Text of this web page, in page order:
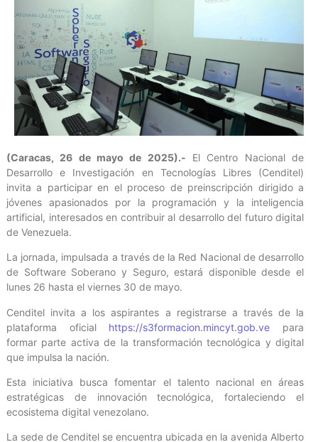
(Caracas, 26 de mayo de 2025).- El Centro Nacional de
Desarrollo e Investigación en Tecnologías Libres (Cenditel)
invita a participar en el proceso de preinscripción dirigido a
jóvenes apasionados por la programación y la inteligencia
artificial, interesados en contribuir al desarrollo del futuro digital
de Venezuela.
La jornada, impulsada a través de la Red Nacional de desarrollo
de Software Soberano y Seguro, estará disponible desde el
lunes 26 hasta el viernes 30 de mayo.
Cenditel invita a los aspirantes a registrarse a través de la
plataforma oficial https://s3formacion.mincyt.gob.ve para
formar parte activa de la transformación tecnológica y digital
que impulsa la nación.
Esta iniciativa busca fomentar el talento nacional en áreas
estratégicas de innovación tecnológica, fortaleciendo el
ecosistema digital venezolano.
La sede de Cenditel se encuentra ubicada en la avenida Alberto